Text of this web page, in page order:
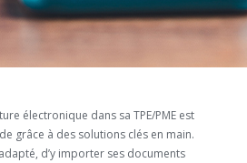
électronique dans sa TPE/PME est
grâce à des solutions clés en main.
d’y importer ses documents